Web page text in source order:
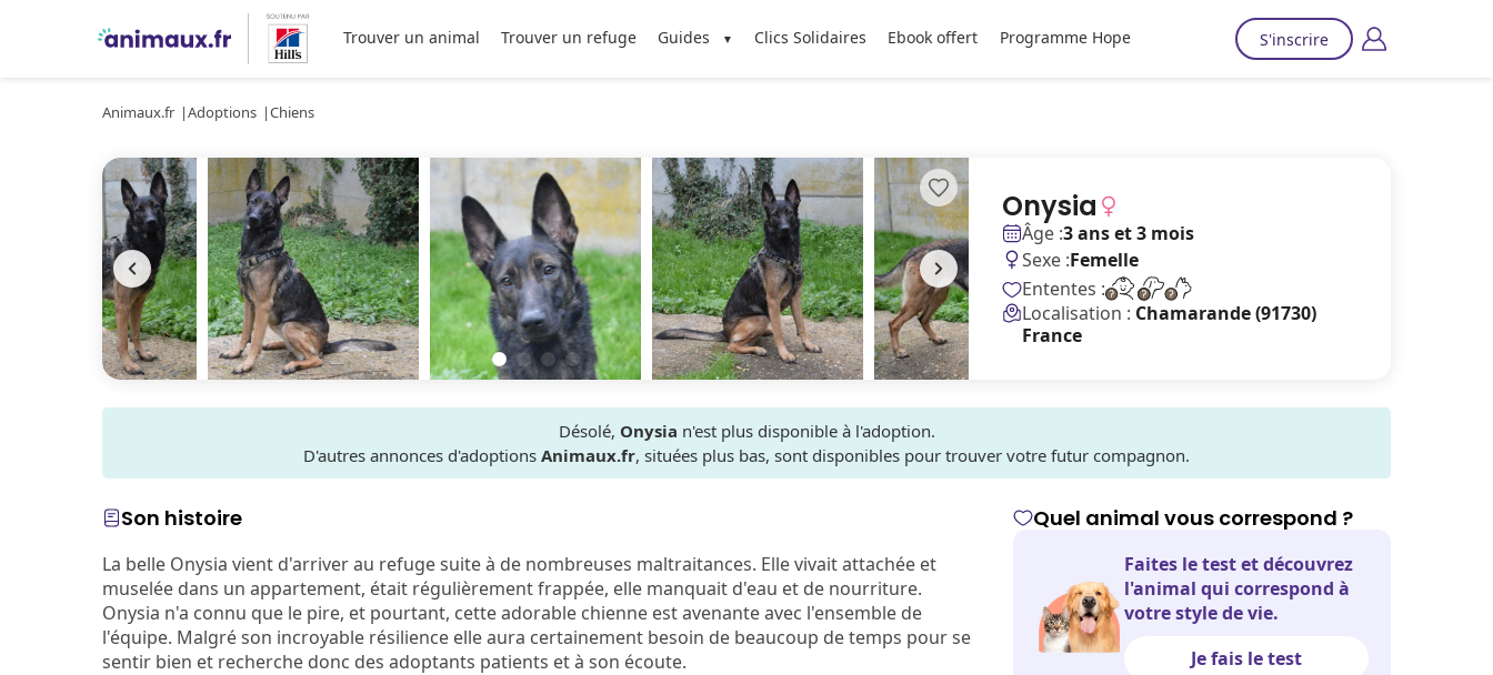
Trouver un animal Trouver un refuge Guides Clics Solidaires Ebook offert Programme Hope S'inscrire
Animaux.fr Adoptions Chiens
Onysia
Âge :3 ans et 3 mois
Sexe :Femelle
Ententes :
Localisation : Chamarande (91730)
France
Désolé, Onysia n'est plus disponible à l'adoption.
D'autres annonces d'adoptions Animaux.fr, situées plus bas, sont disponibles pour trouver votre futur compagnon.
Son histoire
La belle Onysia vient d'arriver au refuge suite à de nombreuses maltraitances. Elle vivait attachée et
muselée dans un appartement, était régulièrement frappée, elle manquait d'eau et de nourriture.
Onysia n'a connu que le pire, et pourtant, cette adorable chienne est avenante avec l'ensemble de
l'équipe. Malgré son incroyable résilience elle aura certainement besoin de beaucoup de temps pour se
sentir bien et recherche donc des adoptants patients et à son écoute.
Quel animal vous correspond ?
Faites le test et découvrez
l'animal qui correspond à
votre style de vie.
Je fais le test